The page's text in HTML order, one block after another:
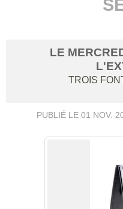
LE
TROIS
PUBLIÉ LE 01 NOV.